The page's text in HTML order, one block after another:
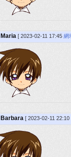
Maria [ 2023-02-11 17:45 網
Barbara [ 2023-02-11 22:10